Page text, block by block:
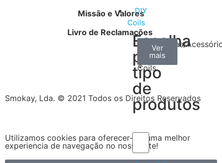
DIY
Coils
Escolha
por
tipo
de
produtos
Arame
Coils
Ver
mais
Algodão
Ver
mais
Ferramentas/
Ver
mais
Missão e Valores
Livro de Reclamações
Smokay, Lda. © 2021 Todos os Direitos Reservados
Utilizamos cookies para oferecer-lhe uma melhor
experiencia de navegação no nosso site!